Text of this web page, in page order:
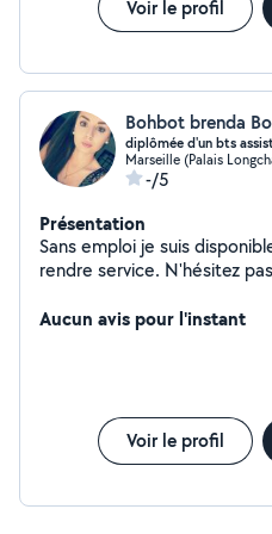
enfin je pourrais vous
Voir le profil
Bohbot brenda
diplômée d'un bts
Marseille (Palais
-/5
Présentation
Sans emploi je suis
rendre service. N'hésitez
Aucun avis pour l'instant
Voir le profil